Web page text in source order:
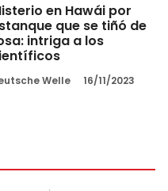
en Hawái por
que se tiñó de
intriga a los
Welle 16/11/2023